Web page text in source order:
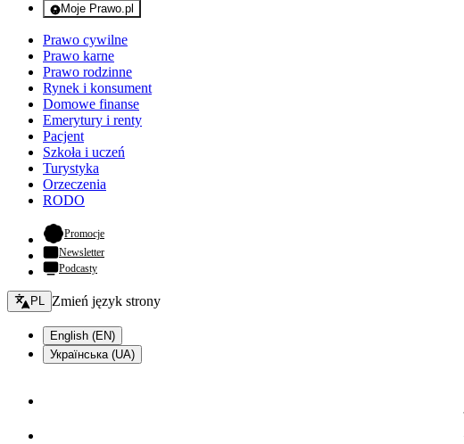
Moje Prawo.pl
- rejestracja i logowanie do serwisu
Prawo cywilne
Prawo karne
Prawo rodzinne
Rynek i konsument
Domowe finanse
Emerytury i renty
Pacjent
Szkoła i uczeń
Turystyka
Orzeczenia
RODO
Promocje- otwiera się w nowej karcie
Newsletter
Podcasty
Zmień język - bieżący:
PL Zmień język strony
English (EN)
Українська (UA)